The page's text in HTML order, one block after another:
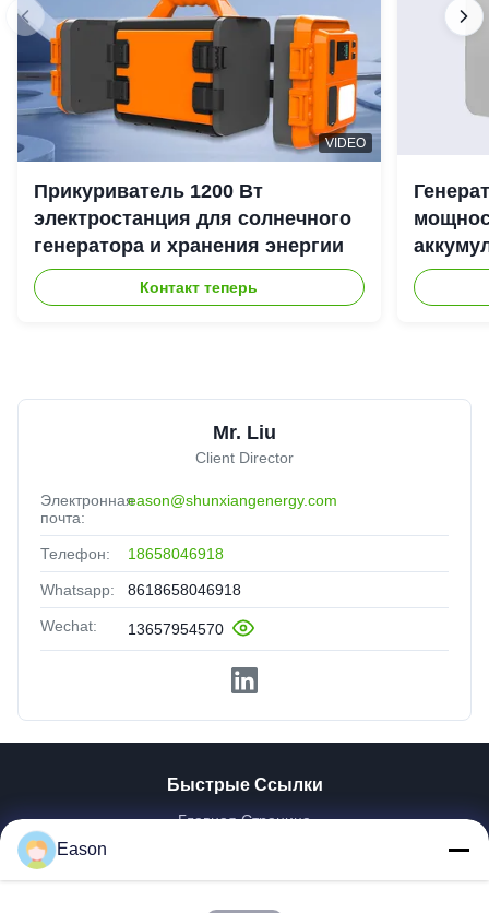
VIDEO
Прикуриватель 1200 Вт
электростанция для солнечного
генератора и хранения энергии
Контакт теперь
Mr. Liu
Client Director
Электронная
почта:
eason@shunxiangenergy.com
Телефон: 18658046918
Whatsapp: 8618658046918
Wechat: 13657954570
Быстрые Ссылки
Главная Страница
Ролики
Eason